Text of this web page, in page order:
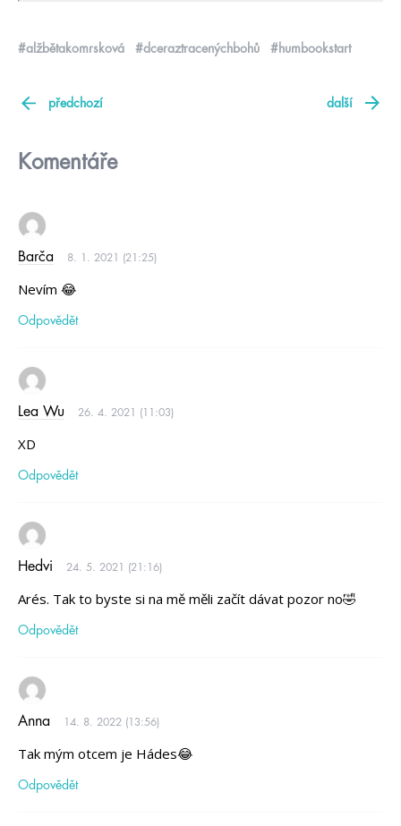
#alžbětakomrsková #dceraztracenýchbohů #humbookstart
předchozí další
Komentáře
Barča 8. 1. 2021 (21:25)
Nevím 😂
Odpovědět
Lea Wu 26. 4. 2021 (11:03)
XD
Odpovědět
Hedvi 24. 5. 2021 (21:16)
Arés. Tak to byste si na mě měli začít dávat pozor no🤣
Odpovědět
Anna 14. 8. 2022 (13:56)
Tak mým otcem je Hádes😂
Odpovědět